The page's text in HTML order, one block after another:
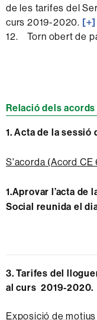
de les tarifes del
curs 2019-2020. [+]
12. Torn obert de
Relació dels acords
1.Acta de la sessió
S'acorda (Acord CE
1.Aprovar l’acta de
Social reunida el
3. Tarifes del
al curs 2019-2020.
Exposició de motius